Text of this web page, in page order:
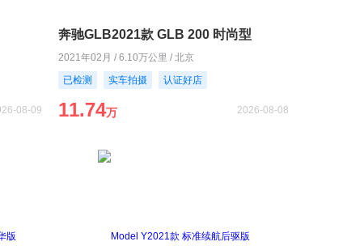
08-09
奔驰GLB2021款 GLB 200 时尚型
2021年02月 / 6.10万公里 / 北京
已检测
实车拍摄 认证好店
11.74万 2026-08-08